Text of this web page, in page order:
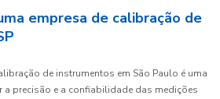
empresa de calibração de
de instrumentos em São Paulo é uma
a precisão e a confiabilidade das medições